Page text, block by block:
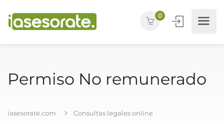
0
Permiso No remunerado
iasesorate.com
Consultas legales online